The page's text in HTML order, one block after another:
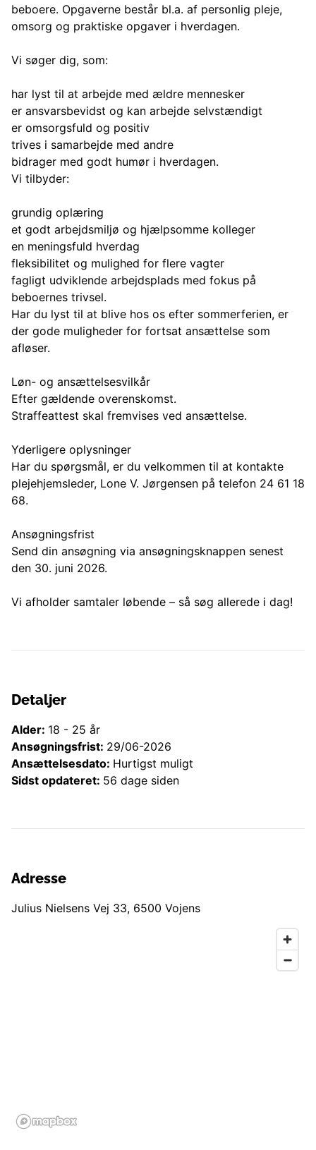
beboere. Opgaverne består bl.a. af personlig pleje,
omsorg og praktiske opgaver i hverdagen.
Vi søger dig, som:
har lyst til at arbejde med ældre mennesker
er ansvarsbevidst og kan arbejde selvstændigt
er omsorgsfuld og positiv
trives i samarbejde med andre
bidrager med godt humør i hverdagen.
Vi tilbyder:
grundig oplæring
et godt arbejdsmiljø og hjælpsomme kolleger
en meningsfuld hverdag
fleksibilitet og mulighed for flere vagter
fagligt udviklende arbejdsplads med fokus på
beboernes trivsel.
Har du lyst til at blive hos os efter sommerferien, er
der gode muligheder for fortsat ansættelse som
afløser.
Løn- og ansættelsesvilkår
Efter gældende overenskomst.
Straffeattest skal fremvises ved ansættelse.
Yderligere oplysninger
Har du spørgsmål, er du velkommen til at kontakte
plejehjemsleder, Lone V. Jørgensen på telefon 24 61 18
68.
Ansøgningsfrist
Send din ansøgning via ansøgningsknappen senest
den 30. juni 2026.
Vi afholder samtaler løbende – så søg allerede i dag!
Detaljer
Alder: 18 - 25 år
Ansøgningsfrist: 29/06-2026
Ansættelsesdato: Hurtigst muligt
Sidst opdateret: 56 dage siden
Adresse
Julius Nielsens Vej 33, 6500 Vojens